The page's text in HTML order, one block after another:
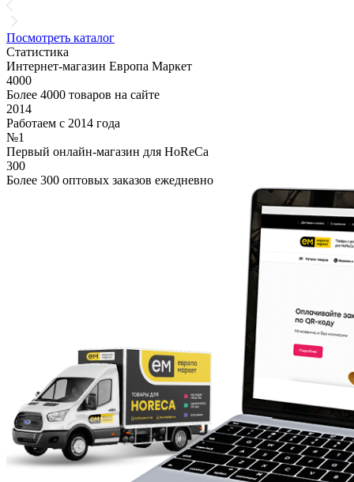
Посмотреть каталог
Статистика
Интернет-магазин Европа Маркет
4000
Более 4000 товаров на сайте
2014
Работаем с 2014 года
№1
Первый онлайн-магазин для HoReCa
300
Более 300 оптовых заказов ежедневно